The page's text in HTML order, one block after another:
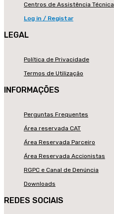
Centros de Assistência Técnica
Log in / Registar
LEGAL
Política de Privacidade
Termos de Utilização
INFORMAÇÕES
Perguntas Frequentes
Área reservada CAT
Área Reservada Parceiro
Área Reservada Accionistas
RGPC e Canal de Denúncia
Downloads
REDES SOCIAIS